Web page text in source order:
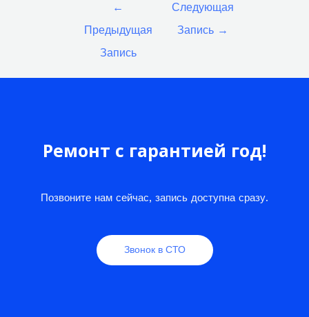
←
Предыдущая
Запись
Следующая
Запись →
Ремонт с гарантией год!
Позвоните нам сейчас, запись доступна сразу.
Звонок в СТО